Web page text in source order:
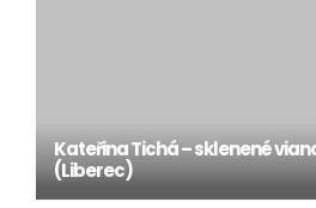
Kateřina Tichá – sklenené
(Liberec)